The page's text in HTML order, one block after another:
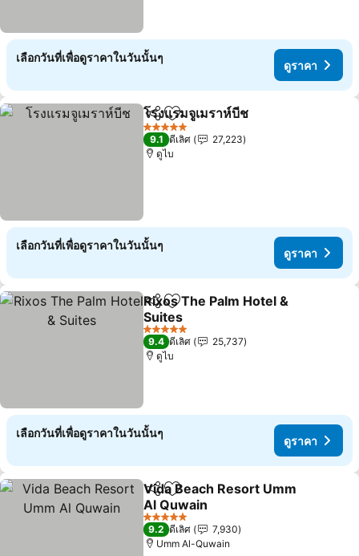
เลือกวันที่เพื่อดูราคาในวันนั้นๆ
ดูราคา
แชร์ เพิ่มในรายการโปรด
โรงแรมจูเมราห์บีช
5 ดาว
9.1 ดีเลิศ
27,223
ดูไบ
เลือกวันที่เพื่อดูราคาในวันนั้นๆ
ดูราคา
แชร์ เพิ่มในรายการโปรด
Rixos The Palm Hotel &
Suites
ดูราคา
5 ดาว
9.4 ดีเลิศ
25,737
ดูไบ
เลือกวันที่เพื่อดูราคาในวันนั้นๆ
ดูราคา
แชร์ เพิ่มในรายการโปรด
Vida Beach Resort Umm
Al Quwain
ดูราคา
5 ดาว
9.2 ดีเลิศ
7,930
Umm Al-Quwain